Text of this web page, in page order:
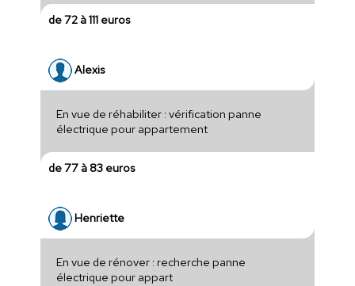
de 72 à 111 euros
Alexis
En vue de réhabiliter : vérification panne
électrique pour appartement
de 77 à 83 euros
Henriette
En vue de rénover : recherche panne
électrique pour appart